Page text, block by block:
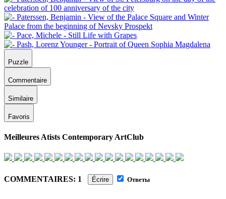
Puzzle
Commentaire
Similaire
Favoris
Meilleures Atists Contemporary ArtClub
COMMENTAIRES: 1 Écrire Ответы